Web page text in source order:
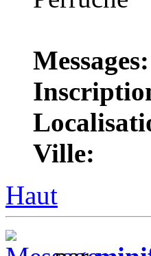
Messages:
Ville:
Haut